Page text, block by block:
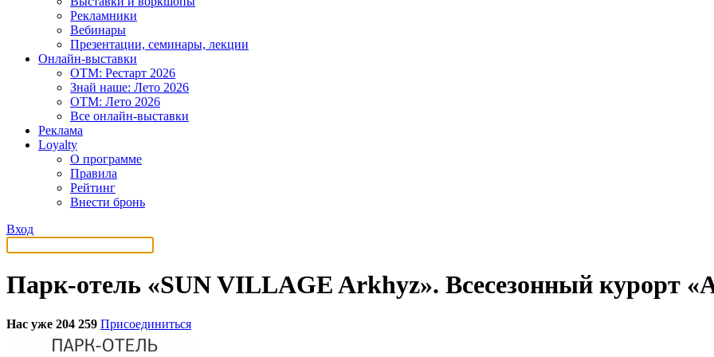
Рекламники
Вебинары
Презентации, семинары, лекции
Онлайн-выставки
OTM: Рестарт 2026
Знай наше: Лето 2026
OTM: Лето 2026
Все онлайн-выставки
Реклама
Loyalty
О программе
Правила
Рейтинг
Внести бронь
Вход
Парк-отель «SUN VILLAGE Arkhyz». Всесезонный курорт
Нас уже 204 259 Присоединиться